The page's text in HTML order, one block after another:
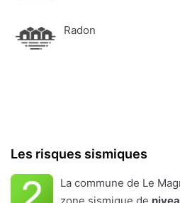
Radon
Les risques sismiques
La commune de Le